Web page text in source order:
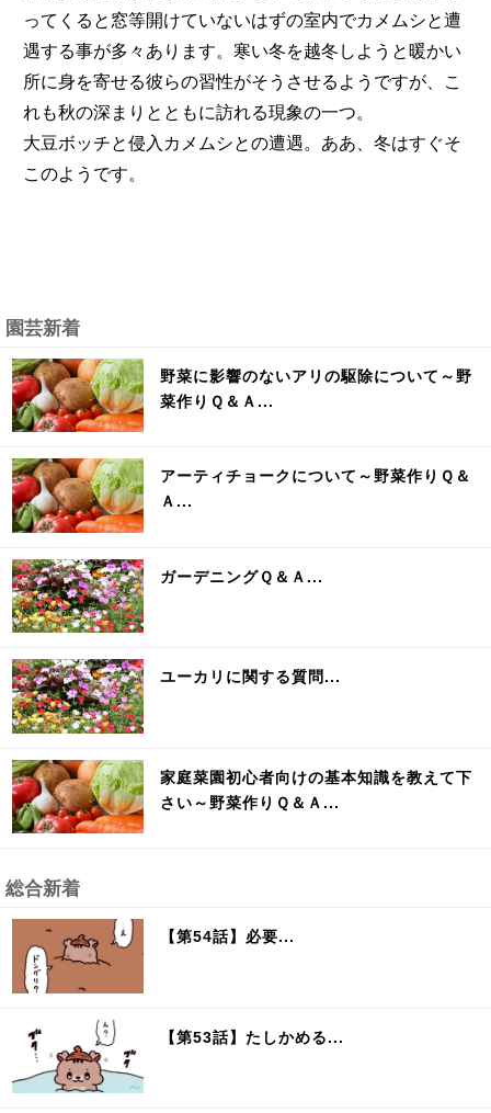
ってくると窓等開けていないはずの室内でカメムシと遭
遇する事が多々あります。寒い冬を越冬しようと暖かい
所に身を寄せる彼らの習性がそうさせるようですが、こ
れも秋の深まりとともに訪れる現象の一つ。
大豆ボッチと侵入カメムシとの遭遇。ああ、冬はすぐそ
このようです。
園芸新着
野菜に影響のないアリの駆除について～野
菜作りＱ＆Ａ...
アーティチョークについて～野菜作りＱ＆
Ａ...
ガーデニングＱ＆Ａ...
ユーカリに関する質問...
家庭菜園初心者向けの基本知識を教えて下
さい～野菜作りＱ＆Ａ...
総合新着
【第54話】必要...
【第53話】たしかめる...